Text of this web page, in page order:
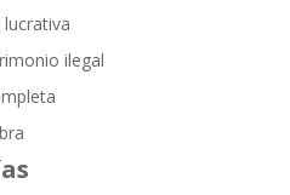
lucrativa
ilegal